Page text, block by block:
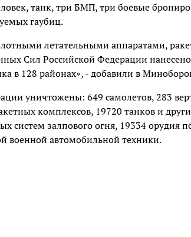
танк, три БМП, три боевые
гаубиц.
летательными аппаратами,
Сил Российской Федерации
в 128 районах», - добавили в
уничтожены: 649 самолетов, 283
комплексов, 19720 танков и
залпового огня, 19334 орудия
военной автомобильной техники.